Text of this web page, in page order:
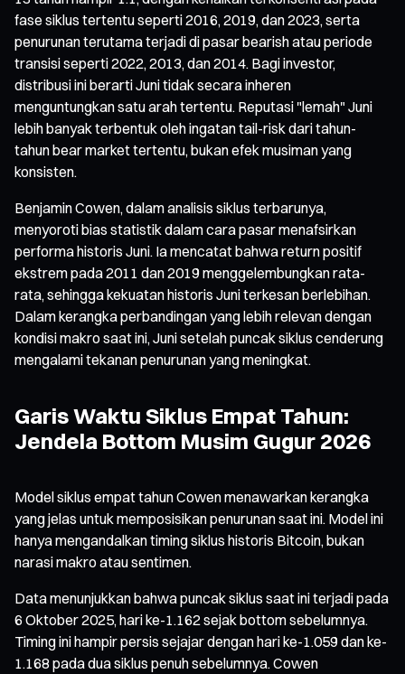
fase siklus tertentu seperti 2016, 2019, dan 2023, serta
penurunan terutama terjadi di pasar bearish atau periode
transisi seperti 2022, 2013, dan 2014. Bagi investor,
distribusi ini berarti Juni tidak secara inheren
menguntungkan satu arah tertentu. Reputasi "lemah" Juni
lebih banyak terbentuk oleh ingatan tail-risk dari tahun-
tahun bear market tertentu, bukan efek musiman yang
konsisten.
Benjamin Cowen, dalam analisis siklus terbarunya,
menyoroti bias statistik dalam cara pasar menafsirkan
performa historis Juni. Ia mencatat bahwa return positif
ekstrem pada 2011 dan 2019 menggelembungkan rata-
rata, sehingga kekuatan historis Juni terkesan berlebihan.
Dalam kerangka perbandingan yang lebih relevan dengan
kondisi makro saat ini, Juni setelah puncak siklus cenderung
mengalami tekanan penurunan yang meningkat.
Garis Waktu Siklus Empat Tahun:
Jendela Bottom Musim Gugur 2026
Model siklus empat tahun Cowen menawarkan kerangka
yang jelas untuk memposisikan penurunan saat ini. Model ini
hanya mengandalkan timing siklus historis Bitcoin, bukan
narasi makro atau sentimen.
Data menunjukkan bahwa puncak siklus saat ini terjadi pada
6 Oktober 2025, hari ke-1.162 sejak bottom sebelumnya.
Timing ini hampir persis sejajar dengan hari ke-1.059 dan ke-
1.168 pada dua siklus penuh sebelumnya. Cowen